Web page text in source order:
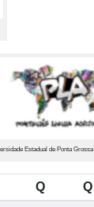
Estadual de Ponta Grossa
Q Q